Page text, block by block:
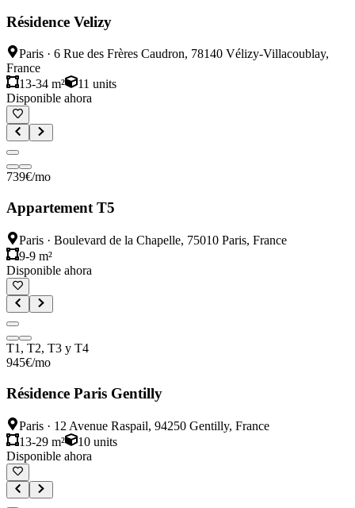
Résidence Velizy
Paris · 6 Rue des Frères Caudron, 78140 Vélizy-Villacoublay,
France
13-34 m²
11 units
Disponible ahora
739€/mo
Appartement T5
Paris · Boulevard de la Chapelle, 75010 Paris, France
9-9 m²
Disponible ahora
T1, T2, T3 y T4
945€/mo
Résidence Paris Gentilly
Paris · 12 Avenue Raspail, 94250 Gentilly, France
13-29 m²
10 units
Disponible ahora